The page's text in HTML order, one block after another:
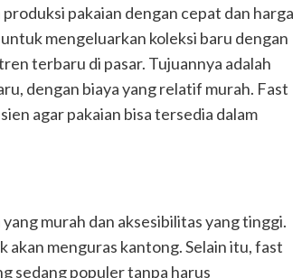
pakaian dengan cepat dan harga
mengeluarkan koleksi baru dengan
terbaru di pasar. Tujuannya adalah
dengan biaya yang relatif murah. Fast
agar pakaian bisa tersedia dalam
murah dan aksesibilitas yang tinggi.
akan menguras kantong. Selain itu, fast
sedang populer tanpa harus